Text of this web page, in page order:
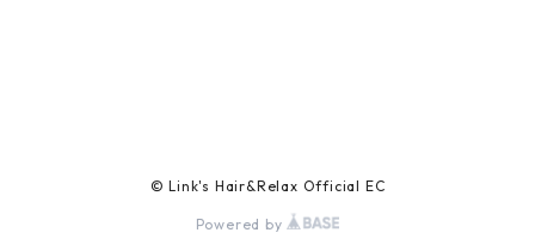
© Link's Hair&Relax Official EC
Powered by